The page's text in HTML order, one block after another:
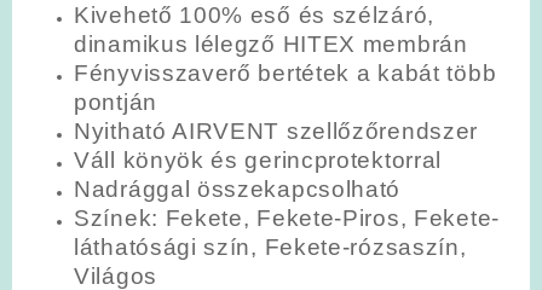
Kivehető 100% eső és szélzáró,
dinamikus lélegző HITEX membrán
Fényvisszaverő bertétek a kabát több
pontján
Nyitható AIRVENT szellőzőrendszer
Váll könyök és gerincprotektorral
Nadrággal összekapcsolható
Színek: Fekete, Fekete-Piros, Fekete-
láthatósági szín, Fekete-rózsaszín,
Világos